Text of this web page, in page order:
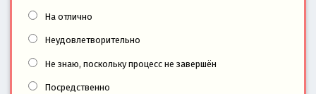
На отлично
Неудовлетворительно
Не знаю, поскольку процесс не завершён
Посредственно